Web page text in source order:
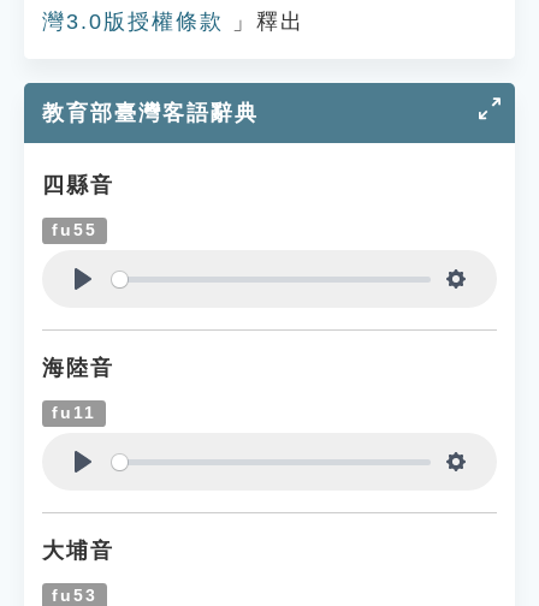
灣3.0版授權條款
」釋出
教育部臺灣客語辭典
四縣音
fu55
海陸音
fu11
大埔音
fu53